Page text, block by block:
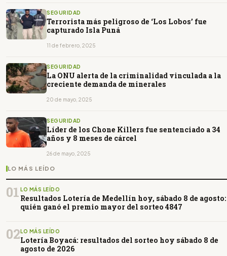
SEGURIDAD
Terrorista más peligroso de ‘Los Lobos’ fue
capturado Isla Puná
11 de febrero, 2025
SEGURIDAD
La ONU alerta de la criminalidad vinculada a la
creciente demanda de minerales
20 de mayo, 2025
SEGURIDAD
Líder de los Chone Killers fue sentenciado a 34
años y 8 meses de cárcel
26 de mayo, 2025
LO MÁS LEÍDO
01 LO MÁS LEÍDO
Resultados Lotería de Medellín hoy, sábado 8 de agosto:
quién ganó el premio mayor del sorteo 4847
02LO MÁS LEÍDO
Lotería Boyacá: resultados del sorteo hoy sábado 8 de
agosto de 2026